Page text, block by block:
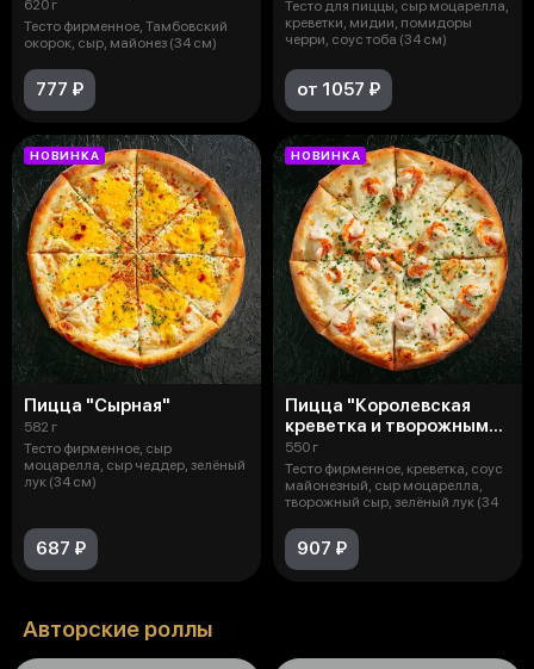
620 г
Тесто фирменное, Тамбовский
окорок, сыр, майонез (34 см)
777 ₽
Тесто для пиццы, сыр моцарелла,
креветки, мидии, помидоры
черри, соус тоба (34 см)
от 1057 ₽
НОВИНКА
Пицца "Сырная"
582 г
Тесто фирменное, сыр
моцарелла, сыр чеддер, зелёный
лук (34 см)
687 ₽
НОВИНКА
Пицца "Королевская
креветка и творожным
сыр"
550 г
Тесто фирменное, креветка, соус
майонезный, сыр моцарелла,
творожный сыр, зелёный лук (34
907 ₽
Авторские роллы